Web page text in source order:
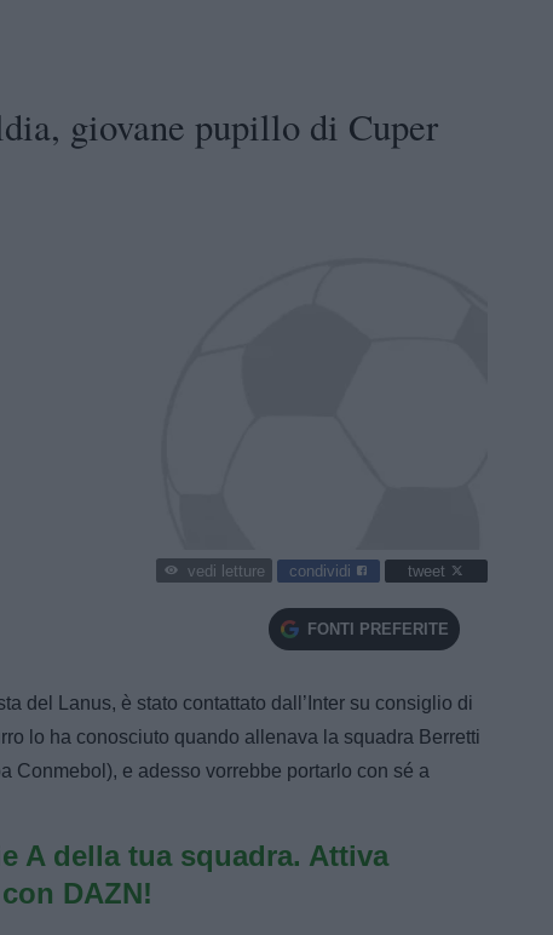
giovane pupillo di Cuper
vedi letture condividi tweet
FONTI PREFERITE
del Lanus, è stato contattato dall’Inter su consiglio di
lo ha conosciuto quando allenava la squadra Berretti
Conmebol), e adesso vorrebbe portarlo con sé a
A della tua squadra. Attiva
DAZN!